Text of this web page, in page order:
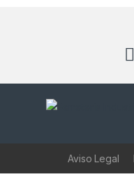
Aviso Legal